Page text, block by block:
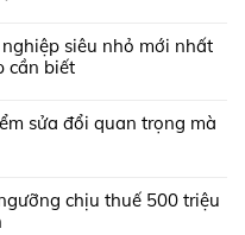
siêu nhỏ mới nhất
cần biết
sửa đổi quan trọng mà
chịu thuế 500 triệu